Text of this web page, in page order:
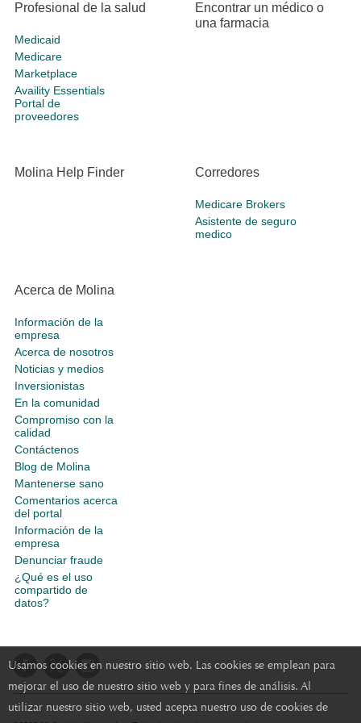
Usamos cookies en nuestro sitio web. Las cookies se emplean para
mejorar el uso de nuestro sitio web y para fines de análisis. Al
utilizar nuestro sitio web, usted acepta nuestro uso de cookies de
Profesional de la salud
Medicaid
Medicare
Marketplace
Availity Essentials
Portal de
proveedores
Encontrar un médico o
una farmacia
Molina Help Finder Corredores
Medicare Brokers
Asistente de seguro
medico
Acerca de Molina
Información de la
empresa
Acerca de nosotros
Noticias y medios
Inversionistas
En la comunidad
Compromiso con la
calidad
Contáctenos
Blog de Molina
Mantenerse sano
Comentarios acerca
del portal
Información de la
empresa
Denunciar fraude
¿Qué es el uso
compartido de
datos?